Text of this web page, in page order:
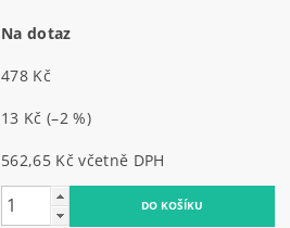
Na dotaz
478 Kč
13 Kč(–2 %)
562,65 Kč včetně DPH